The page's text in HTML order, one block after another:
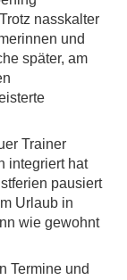
nasskalter
und
später, am
Trainer
integriert hat
pausiert
Urlaub in
wie gewohnt
Termine und